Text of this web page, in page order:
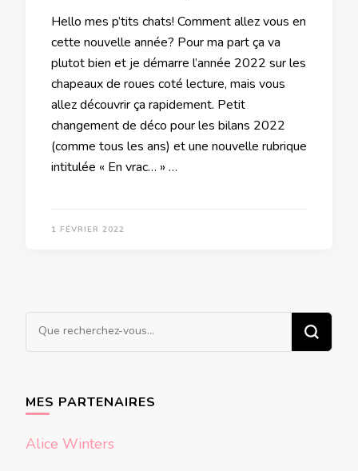
Hello mes p’tits chats! Comment allez vous en
cette nouvelle année? Pour ma part ça va
plutot bien et je démarre l’année 2022 sur les
chapeaux de roues coté lecture, mais vous
allez découvrir ça rapidement. Petit
changement de déco pour les bilans 2022
(comme tous les ans) et une nouvelle rubrique
intitulée « En vrac… » …
1 FÉVRIER 2022
Vous
MES PARTENAIRES
Alice Winters